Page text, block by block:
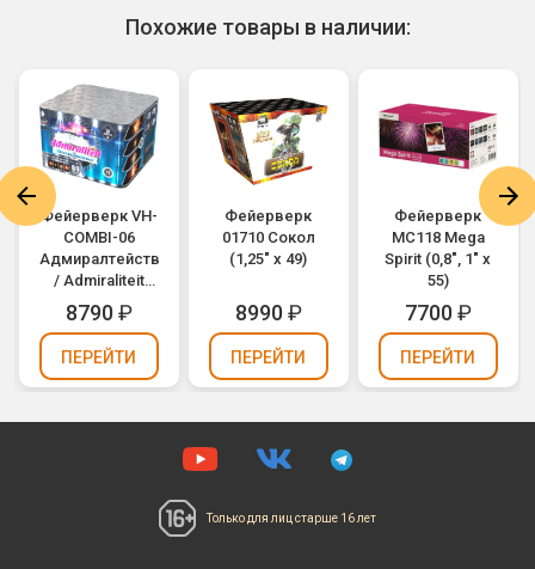
Похожие товары в наличии:
Фейерверк VH-
COMBI-06
Адмиралтейство
/ Admiraliteit
(0,8", 1", 1,25" х
69)
8790₽
ПЕРЕЙТИ
Фейерверк
01710 Сокол
(1,25" х 49)
8990₽
ПЕРЕЙТИ
Фейерверк
MC118 Mega
Spirit (0,8", 1" х
55)
7700₽
ПЕРЕЙТИ
Только для лицстарше 16 лет